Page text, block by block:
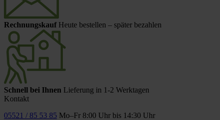
Rechnungskauf Heute bestellen – später bezahlen
Schnell bei Ihnen Lieferung in 1-2 Werktagen
Kontakt
05521 / 85 53 85 Mo–Fr 8:00 Uhr bis 14:30 Uhr